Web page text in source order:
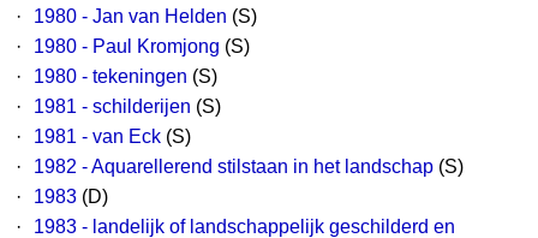
·
1980 - Jan van Helden (S)
·
1980 - Paul Kromjong (S)
·
1980 - tekeningen (S)
·
1981 - schilderijen (S)
·
1981 - van Eck (S)
·
1982 - Aquarellerend stilstaan in het landschap (S)
·
1983 (D)
·
1983 - landelijk of landschappelijk geschilderd en